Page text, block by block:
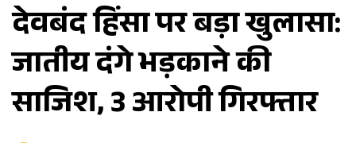
देवबंद हिंसा पर बड़ा खुलासा:
जातीय दंगे भड़काने की
साजिश, 3 आरोपी गिरफ्तार